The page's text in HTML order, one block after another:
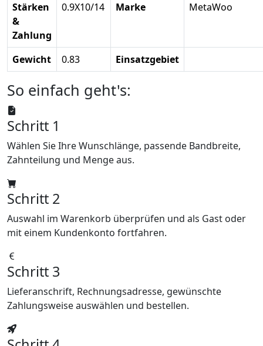
Stärken
&
Zahlung
0.9X10/14 Marke MetaWoo
Gewicht 0.83 Einsatzgebiet
So einfach geht's:
Schritt 1
Wählen Sie Ihre Wunschlänge, passende Bandbreite,
Zahnteilung und Menge aus.
Schritt 2
Auswahl im Warenkorb überprüfen und als Gast oder
mit einem Kundenkonto fortfahren.
Schritt 3
Lieferanschrift, Rechnungsadresse, gewünschte
Zahlungsweise auswählen und bestellen.